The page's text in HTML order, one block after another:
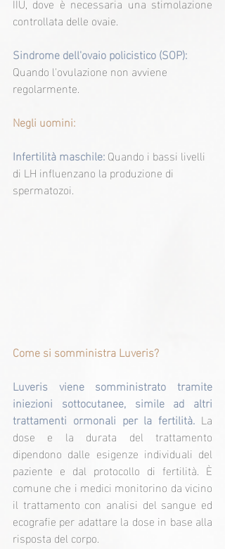
controllata delle ovaie.
Sindrome dell'ovaio policistico (SOP):
Quando l'ovulazione non avviene
regolarmente.
Negli uomini:
Infertilità maschile: Quando i bassi livelli
di LH influenzano la produzione di
spermatozoi.
Come si somministra Luveris?
Luveris viene somministrato tramite
iniezioni sottocutanee, simile ad altri
trattamenti ormonali per la fertilità. La
dose e la durata del trattamento
dipendono dalle esigenze individuali del
paziente e dal protocollo di fertilità. È
comune che i medici monitorino da vicino
il trattamento con analisi del sangue ed
ecografie per adattare la dose in base alla
risposta del corpo.